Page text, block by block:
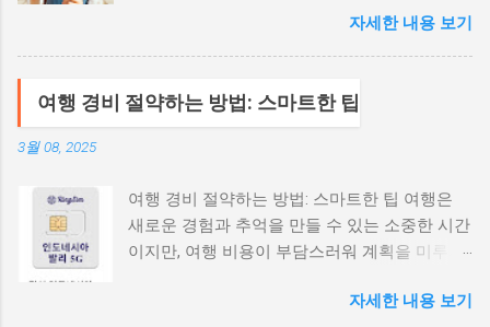
교해야 출국 전 한국에서 베트남 동으로 환전하
는 것은 가장 일반적인 방법입니다. 미리 환전을
해두면 현지에 도착해서 바로 사용할 수 있다는
편리함이 있지만, 환율 우대율이나 수수료를 꼼
꼼히 비교해야 합니다. 은행 환전: 시중 은행의
비교해보고 가장 유리한 곳을 선택하는 것이 좋
습니다. 은행 웹사이트나 모바일 앱을 통해 환율
을 확인하고, 환전 신청을 할 수 있습니다. 일부
제공하기도 하니, 꼼꼼히 확인해 보세요. 장점:
는 특별한 시간입니다. 이번 포스팅에서는 여름
휴가를 위한 최고의 여행지와 함께 각 여행지에
국내외를 막론하고, 다양한 매력을 자랑하는 여
행지들을 통해 여러분의 여름을 더욱 특별하게
많은 도시 중 하나입니다. 해운대 해수욕장과 광
안리 해수욕장은 물론, 다양한 볼거리와 맛있는
먹거리가 가득한 곳입니다. 부산 국제 영화제와
같은 다양한 문화 행사도 즐길 수 있어 여름 휴
가를 더욱 풍성하게 만들어 줍니다. 부산 여행
자세한 내용 보기
여행 경비 절약하는 방법: 스마트한 팁
3월 08, 2025
여행 경비 절약하는 방법: 스마트한 팁 여행은
새로운 경험과 추억을 만들 수 있는 소중한 시간
이지만, 여행 비용이 부담스러워 계획을 미루시
스마트한 계획과 몇 가지 팁만 알고 있다면 여행
자세한 내용 보기